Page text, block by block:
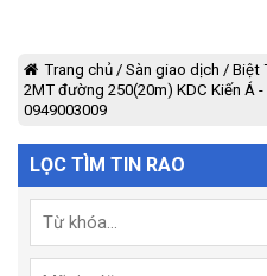
Trang chủ / Sàn giao dịch / Biệt
2MT đường 250(20m) KDC Kiến Á
0949003009
LỌC TÌM TIN RAO